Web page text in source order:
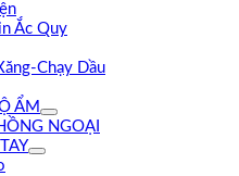
Ắc Quy
Chạy Dầu
ẨM
NGOẠI